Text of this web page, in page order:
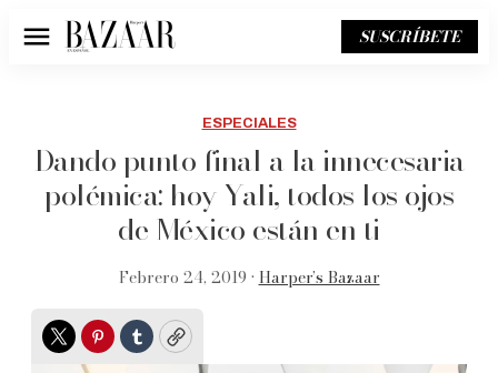
Menú SUSCRÍBETE
ESPECIALES
Dando punto final a la innecesaria
polémica: hoy Yali, todos los ojos
de México están en ti
Febrero 24, 2019 • Harper’s Bazaar
TwitterPinterest
TumblrCopy